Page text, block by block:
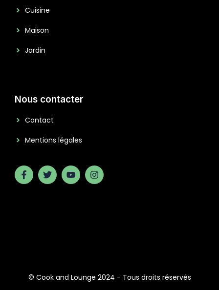
Cuisine
Maison
Jardin
Nous contacter
Contact
Mentions légales
© Cook and Lounge 2024 - Tous droits réservés